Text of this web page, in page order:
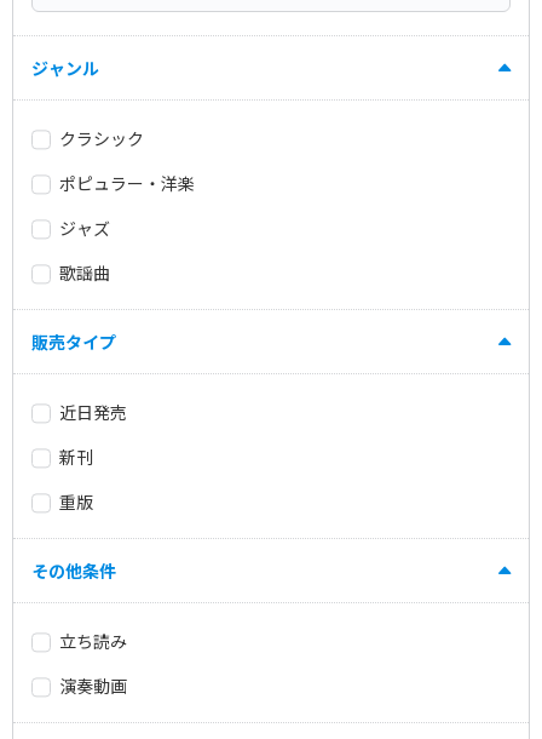
ジャンル
クラシック
ポピュラー・洋楽
ジャズ
歌謡曲
販売タイプ
近日発売
新刊
重版
その他条件
立ち読み
演奏動画